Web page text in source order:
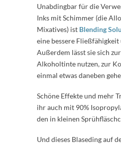
Unabdingbar für die
Inks mit Schimmer (die
Mixatives) ist Blending
eine bessere Fließfähigkeit
Außerdem lässt sie sich
Alkoholtinte nutzen, zur
einmal etwas daneben
Schöne Effekte und mehr
ihr auch mit 90%
den in kleinen
Und dieses Blaseding auf